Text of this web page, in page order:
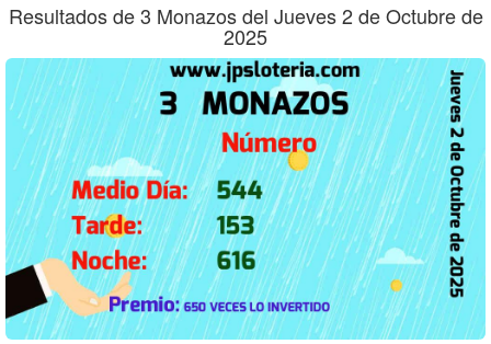
Resultados de 3 Monazos del Jueves 2 de Octubre de
2025